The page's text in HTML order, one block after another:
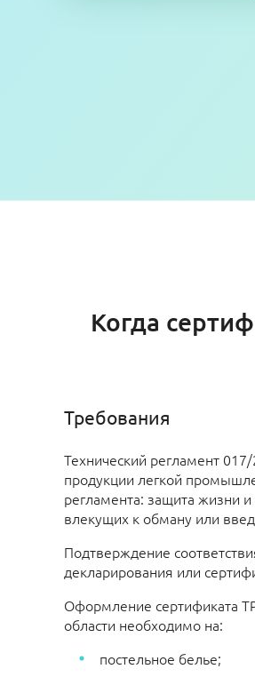
Когда
Требования
Технический регламент
продукции легкой
регламента: защита жизни
влекущих к обману или
Подтверждение
декларирования или
Оформление сертификата
области необходимо на:
постельное белье;